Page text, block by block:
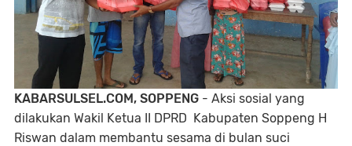
KABARSULSEL.COM, SOPPENG - Aksi sosial yang
dilakukan Wakil Ketua II DPRD Kabupaten Soppeng H
Riswan dalam membantu sesama di bulan suci